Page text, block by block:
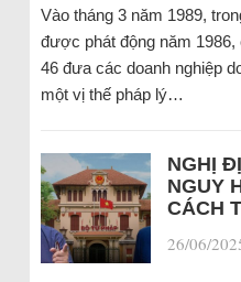
Vào tháng 3 năm 1989,
được phát động năm 1986,
46 đưa các doanh nghiệp
một vị thế pháp lý…
NGHỊ
NGUY
CÁCH
26/06/